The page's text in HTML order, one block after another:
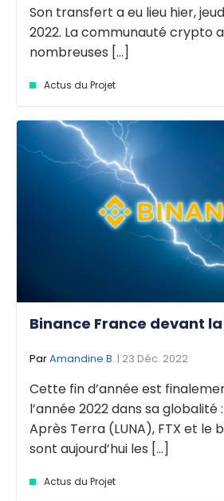
Son transfert a eu lieu hier,
2022. La communauté crypto
nombreuses [...]
Actus du Projet
Binance France devant
ParAmandine B. | 23 Déc. 2022
Cette fin d’année est
l’année 2022 dans sa
Après Terra (LUNA), FTX et le
sont aujourd’hui les [...]
Actus du Projet